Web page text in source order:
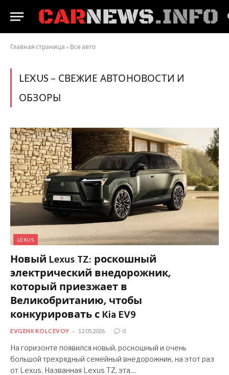
Главная страница » Все авто
LEXUS – СВЕЖИЕ АВТОНОВОСТИ И
ОБЗОРЫ
LEXUS
Новый Lexus TZ: роскошный
электрический внедорожник,
который приезжает в
Великобританию, чтобы
конкурировать с Kia EV9
EVGENII KOLCEVOY 12.05.2026 0
На горизонте появился новый, роскошный и очень
большой трехрядный семейный внедорожник, на этот раз
от Lexus. Названная Lexus TZ, эта…